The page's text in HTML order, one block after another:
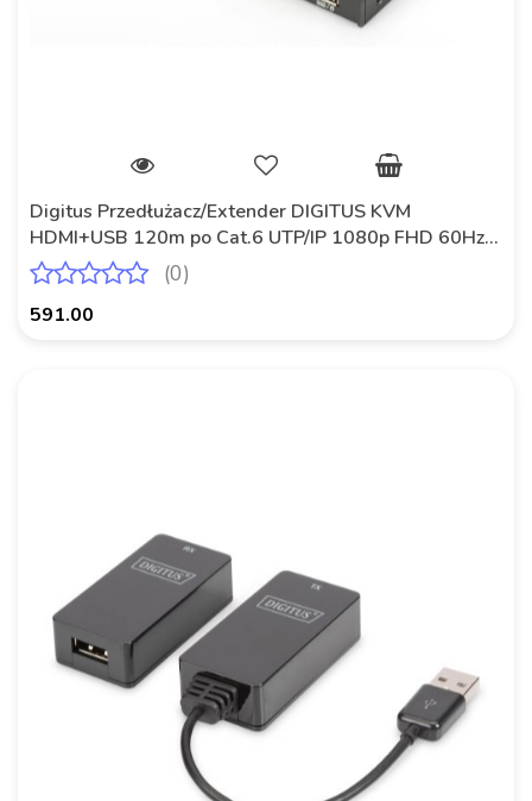
Digitus Przedłużacz/Extender DIGITUS KVM
HDMI+USB 120m po Cat.6 UTP/IP 1080p FHD 60Hz
audio (zestaw) (0)
591.00